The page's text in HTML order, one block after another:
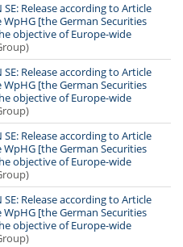
SE: Release according to Article
WpHG [the German Securities
objective of Europe-wide
SE: Release according to Article
WpHG [the German Securities
objective of Europe-wide
SE: Release according to Article
WpHG [the German Securities
objective of Europe-wide
SE: Release according to Article
WpHG [the German Securities
objective of Europe-wide